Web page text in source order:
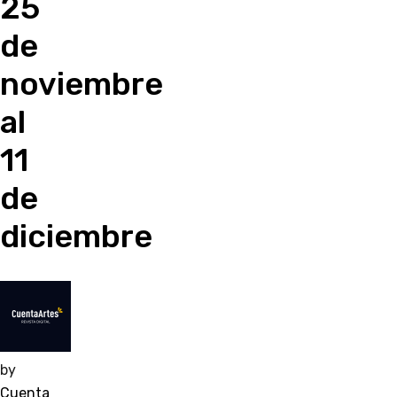
de
noviembre
al
11
de
diciembre
by
Cuenta